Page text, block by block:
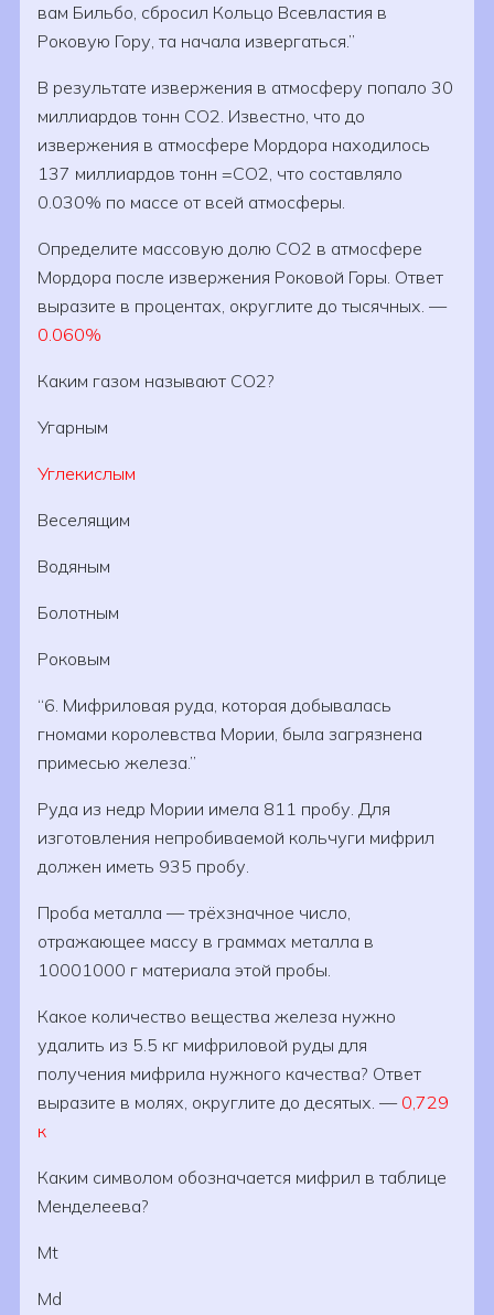
вам Бильбо, сбросил Кольцо Всевластия в
Роковую Гору, та начала извергаться.
В результате извержения в атмосферу попало 30
миллиардов тонн CO2. Известно, что до
извержения в атмосфере Мордора находилось
137 миллиардов тонн =CO2, что составляло
0.030% по массе от всей атмосферы.
Определите массовую долю CO2 в атмосфере
Мордора после извержения Роковой Горы. Ответ
выразите в процентах, округлите до тысячных. —
0.060%
Каким газом называют CO2?
Угарным
Углекислым
Веселящим
Водяным
Болотным
Роковым
6. Мифриловая руда, которая добывалась
гномами королевства Мории, была загрязнена
примесью железа.
Руда из недр Мории имела 811 пробу. Для
изготовления непробиваемой кольчуги мифрил
должен иметь 935 пробу.
Проба металла — трёхзначное число,
отражающее массу в граммах металла в
10001000 г материала этой пробы.
Какое количество вещества железа нужно
удалить из 5.5 кг мифриловой руды для
получения мифрила нужного качества? Ответ
выразите в молях, округлите до десятых. — 0,729
к
Каким символом обозначается мифрил в таблице
Менделеева?
Mt
Md